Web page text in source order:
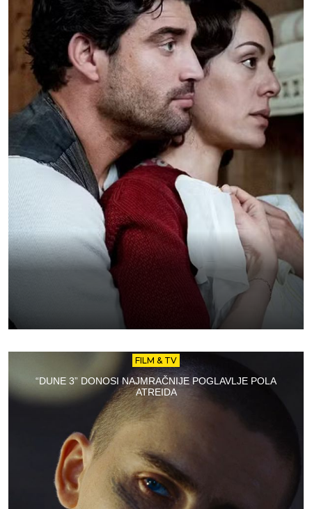
FILM & TV
“DUNE 3” DONOSI NAJMRAČNIJE POGLAVLJE POLA
ATREIDA